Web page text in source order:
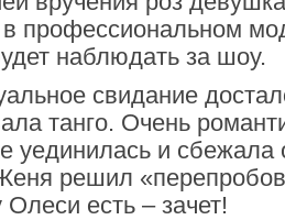
в профессиональном
наблюдать за шоу.
свидание
танго. Очень
уединилась и сбежала
решил
есть – зачет!